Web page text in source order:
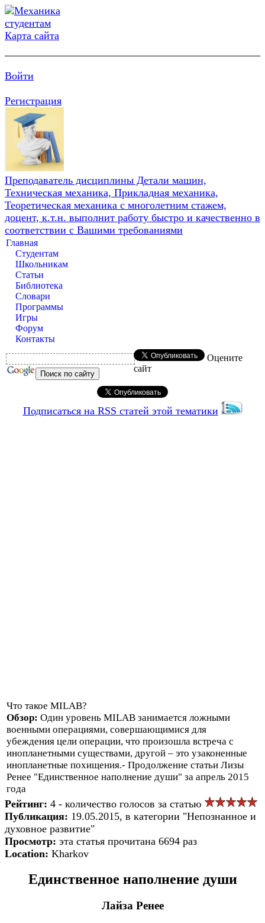
Карта сайта
Войти
Регистрация
Преподаватель дисциплины Детали машин,
Техническая механика, Прикладная механика,
Теоретическая механика с многолетним стажем,
доцент, к.т.н. выполнит работу быстро и качественно в
соответствии с Вашими требованиями
Главная
Студентам
Школьникам
Статьи
Библиотека
Словари
Программы
Игры
Форум
Контакты
Оцените
сайт
Подписаться на RSS статей этой тематики
Что такое MILAB?
Обзор: Один уровень MILAB занимается ложными
военными операциями, совершающимися для
убеждения цели операции, что произошла встреча с
инопланетными существами, другой – это узаконенные
инопланетные похищения.- Продолжение статьи Лизы
Ренее "Единственное наполнение души" за апрель 2015
года
Рейтинг: 4 - количество голосов за статью
Публикация: 19.05.2015, в категории "Непознанное и
духовное развитие"
Просмотр: эта статья прочитана 6694 раз
Location: Kharkov
Единственное наполнение души
Лайза Ренее